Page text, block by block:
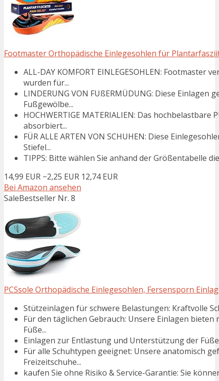
Footmaster Orthopädische Einlegesohlen für
ALL-DAY KOMFORT EINLEGESOHLEN:
wurden für...
LINDERUNG VON FUßERMÜDUNG: Diese
Fußgewölbe...
HOCHWERTIGE MATERIALIEN: Das
absorbiert...
FÜR ALLE ARTEN VON SCHUHEN: Diese
Stiefel...
TIPPS: Bitte wählen Sie anhand der Größentabelle
14,99 EUR −2,25 EUR 12,74 EUR
Bei Amazon ansehen
SaleBestseller Nr. 8
PCSsole Orthopädische Einlegesohlen, Fersensporn
Stützeinlagen für schwere Belastungen: Kraftvolle
Für den täglichen Gebrauch: Unsere Einlagen
Füße...
Einlagen zur Entlastung und Unterstützung der
Für alle Schuhtypen geeignet: Unsere anatomisch
Freizeitschuhe...
kaufen Sie ohne Risiko & Service-Garantie: Sie